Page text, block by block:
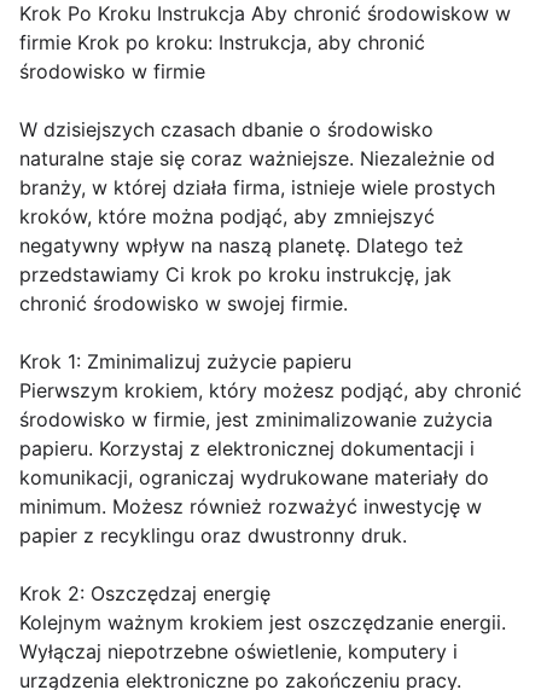
Krok Po Kroku Instrukcja Aby chronić środowiskow w
firmie Krok po kroku: Instrukcja, aby chronić
środowisko w firmie
W dzisiejszych czasach dbanie o środowisko
naturalne staje się coraz ważniejsze. Niezależnie od
branży, w której działa firma, istnieje wiele prostych
kroków, które można podjąć, aby zmniejszyć
negatywny wpływ na naszą planetę. Dlatego też
przedstawiamy Ci krok po kroku instrukcję, jak
chronić środowisko w swojej firmie.
Krok 1: Zminimalizuj zużycie papieru
Pierwszym krokiem, który możesz podjąć, aby chronić
środowisko w firmie, jest zminimalizowanie zużycia
papieru. Korzystaj z elektronicznej dokumentacji i
komunikacji, ograniczaj wydrukowane materiały do
minimum. Możesz również rozważyć inwestycję w
papier z recyklingu oraz dwustronny druk.
Krok 2: Oszczędzaj energię
Kolejnym ważnym krokiem jest oszczędzanie energii.
Wyłączaj niepotrzebne oświetlenie, komputery i
urządzenia elektroniczne po zakończeniu pracy.